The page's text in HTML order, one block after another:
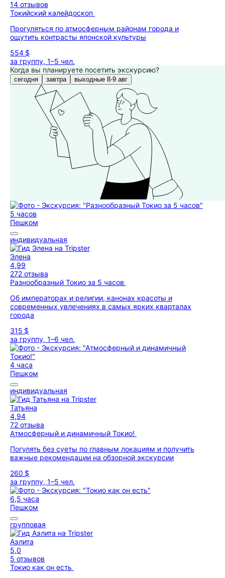
14 отзывов
Токийский калейдоскоп
Прогуляться по атмосферным районам города и
ощутить контрасты японской культуры
554 $
за группу, 1–5 чел.
Когда вы планируете посетить экскурсию?
сегодня завтра выходные 8-9 авг
5 часов
Пешком
индивидуальная
Элена
4,99
272 отзыва
Разнообразный Токио за 5 часов
Об императорах и религии, канонах красоты и
современных увлечениях в самых ярких кварталах
города
315 $
за группу, 1–6 чел.
4 часа
Пешком
индивидуальная
Татьяна
4,94
72 отзыва
Атмосферный и динамичный Токио!
Погулять без суеты по главным локациям и получить
важные рекомендации на обзорной экскурсии
260 $
за группу, 1–5 чел.
6,5 часа
Пешком
групповая
Аэлита
5,0
5 отзывов
Токио как он есть